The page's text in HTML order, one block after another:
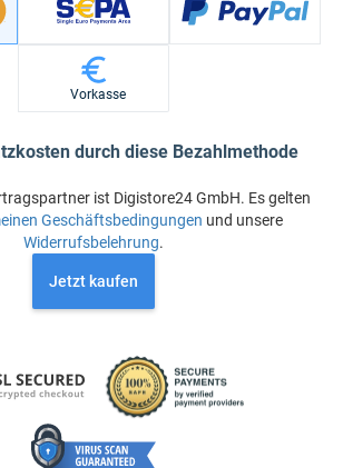
Vorkasse
durch diese Bezahlmethode
ist Digistore24 GmbH. Es gelten
Geschäftsbedingungen und unsere
Widerrufsbelehrung.
Jetzt kaufen